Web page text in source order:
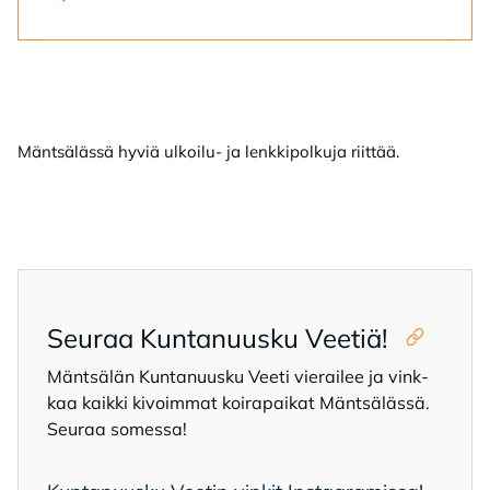
Mäntsälässä hyviä ulkoilu- ja lenkkipolkuja riittää.
Seu­raa Kun­ta­nuus­ku Vee­tiä!
Mänt­sä­län Kun­ta­nuus­ku Vee­ti vie­rai­lee ja vink­
kaa kaik­ki ki­voim­mat koi­ra­pai­kat Mänt­sä­läs­sä.
Seu­raa so­mes­sa!